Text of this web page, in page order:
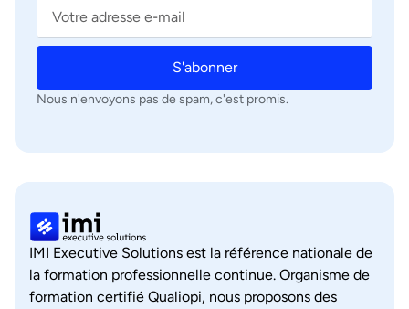
S'abonner
Nous n'envoyons pas de spam, c'est promis.
IMI Executive Solutions est la référence nationale de
la formation professionnelle continue. Organisme de
formation certifié Qualiopi, nous proposons des